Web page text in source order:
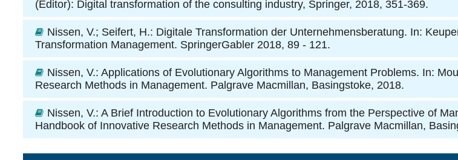
(Editor): Digital transformation of the consulting industry, Springer, 2018, 351-369.
Nissen, V.; Seifert, H.: Digitale Transformation der Unternehmensberatung. In:
Transformation Management. SpringerGabler 2018, 89 - 121.
Nissen, V.: Applications of Evolutionary Algorithms to Management Problems. In:
Research Methods in Management. Palgrave Macmillan, Basingstoke, 2018.
Nissen, V.: A Brief Introduction to Evolutionary Algorithms from the Perspective of
Handbook of Innovative Research Methods in Management. Palgrave Macmillan,